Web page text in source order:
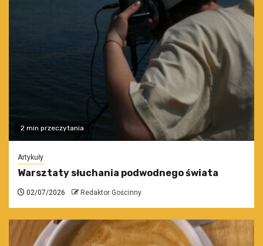
2 min przeczytania
Artykuły
Warsztaty słuchania podwodnego świata
02/07/2026 Redaktor Gościnny